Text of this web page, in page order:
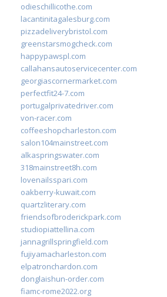
odieschillicothe.com
lacantinitagalesburg.com
pizzadeliverybristol.com
greenstarsmogcheck.com
happypawspl.com
callahansautoservicecenter.com
georgiascornermarket.com
perfectfit24-7.com
portugalprivatedriver.com
von-racer.com
coffeeshopcharleston.com
salon104mainstreet.com
alkaspringswater.com
318mainstreet8h.com
lovenailsspari.com
oakberry-kuwait.com
quartzliterary.com
friendsofbroderickpark.com
studiopiattellina.com
jannagrillspringfield.com
fujiyamacharleston.com
elpatronchardon.com
donglaishun-order.com
fiamc-rome2022.org